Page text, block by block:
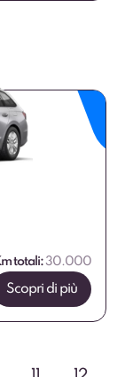
totali:30.000
Scopri di più